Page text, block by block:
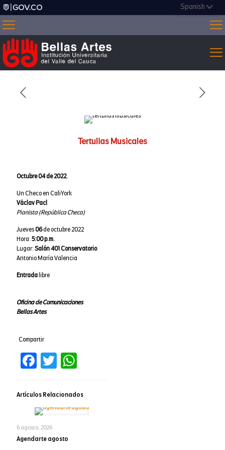
Tertulias Musicales
Octubre 04 de 2022.
Un Checo en CaliYork
Václav Pacl
Pianista (República Checa)
Jueves06de octubre 2022
Hora:5:00 p.m.
Lugar:Salón 401 Conservatorio
Antonio María Valencia
Entrada libre
Oficina de Comunicaciones
Bellas Artes
Compartir
Facebook
TwitterWhatsApp
Artículos Relacionados
6 agosto, 2026
Agendarte agosto